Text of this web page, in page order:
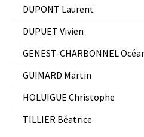
DUPONT Laurent
DUPUET Vivien
GENEST-CHARBONNEL
GUIMARD Martin
HOLUIGUE Christophe
TILLIER Béatrice